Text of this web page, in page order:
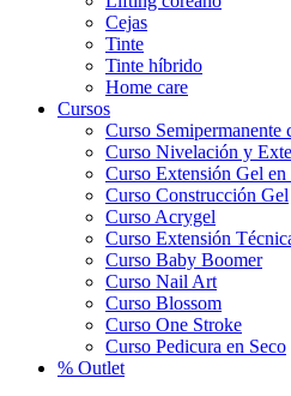
Cejas
Tinte
Tinte híbrido
Home care
Cursos
Curso Semipermanente
Curso Nivelación y
Curso Extensión Gel en
Curso Construcción Gel
Curso Acrygel
Curso Extensión
Curso Baby Boomer
Curso Nail Art
Curso Blossom
Curso One Stroke
Curso Pedicura en Seco
% Outlet